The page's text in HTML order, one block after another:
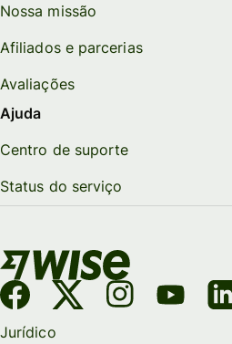
Nossa missão
Afiliados e parcerias
Avaliações
Ajuda
Centro de suporte
Status do serviço
Jurídico